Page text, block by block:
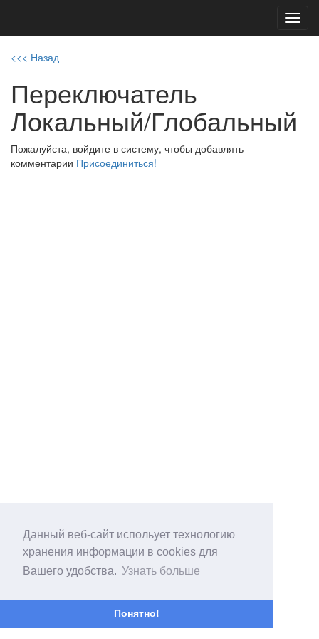
Данный веб-сайт испольует технологию
хранения информации в cookies для
Вашего удобства. Узнать больше
Понятно!
<<< Назад
Переключатель
Локальный/Глобальный
Пожалуйста, войдите в систему, чтобы добавлять
комментарии Присоединиться!